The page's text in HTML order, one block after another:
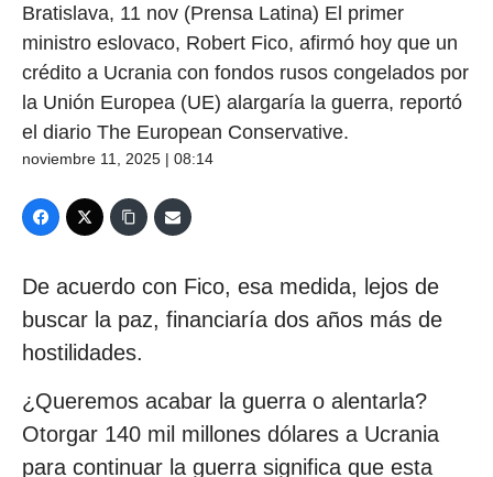
Bratislava, 11 nov (Prensa Latina) El primer
ministro eslovaco, Robert Fico, afirmó hoy que un
crédito a Ucrania con fondos rusos congelados por
la Unión Europea (UE) alargaría la guerra, reportó
el diario The European Conservative.
noviembre 11, 2025 | 08:14
De acuerdo con Fico, esa medida, lejos de
buscar la paz, financiaría dos años más de
hostilidades.
¿Queremos acabar la guerra o alentarla?
Otorgar 140 mil millones dólares a Ucrania
para continuar la guerra significa que esta